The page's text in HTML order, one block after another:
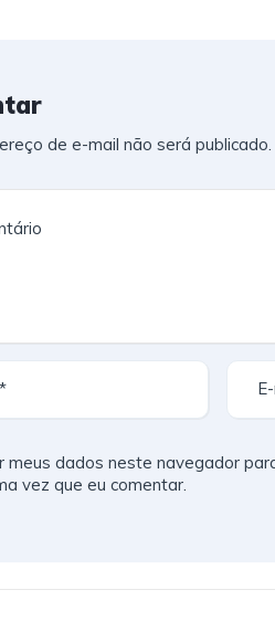
de e-mail não será publicado.
meus dados neste navegador
vez que eu comentar.